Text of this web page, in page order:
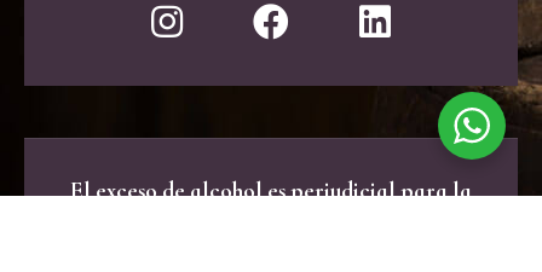
El exceso de alcohol es perjudicial para la